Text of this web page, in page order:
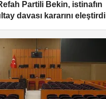
Partili Bekin, istinafın
davası kararını eleştirdi